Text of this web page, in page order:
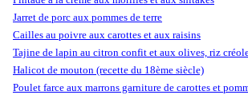
Jarret de porc aux pommes de terre
Cailles au poivre aux carottes et aux raisins
Tajine de lapin au citron confit et aux olives, riz
Halicot de mouton (recette du 18ème siècle)
Poulet farce aux marrons garniture de carottes et